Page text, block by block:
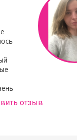
Людмила Шашок
отзыв